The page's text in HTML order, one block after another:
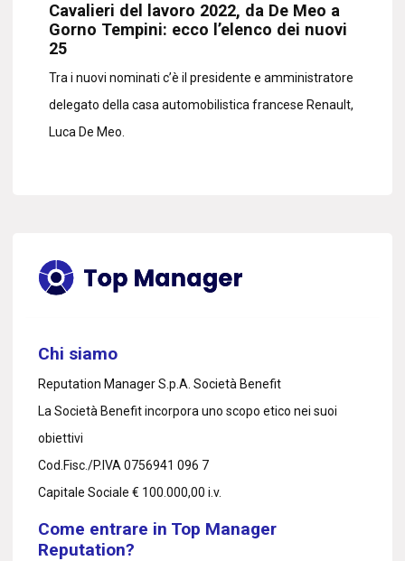
Cavalieri del lavoro 2022, da De Meo a
Gorno Tempini: ecco l’elenco dei nuovi
25
Tra i nuovi nominati c’è il presidente e amministratore
delegato della casa automobilistica francese Renault,
Luca De Meo.
Chi siamo
Reputation Manager S.p.A. Società Benefit
La Società Benefit incorpora uno scopo etico nei suoi
obiettivi
Cod.Fisc./P.IVA 0756941 096 7
Capitale Sociale € 100.000,00 i.v.
Come entrare in Top Manager
Reputation?